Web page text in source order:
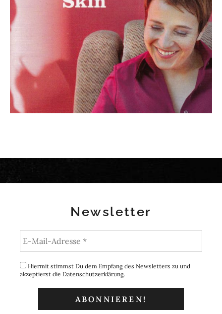
Newsletter
Hiermit stimmst Du dem Empfang des Newsletters zu und
akzeptierst die Datenschutzerklärung.